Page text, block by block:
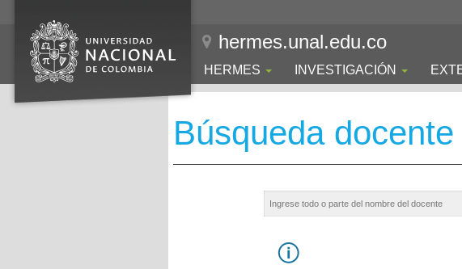
hermes.unal.edu.co
HERMES INVESTIGACIÓN
Búsqueda docente